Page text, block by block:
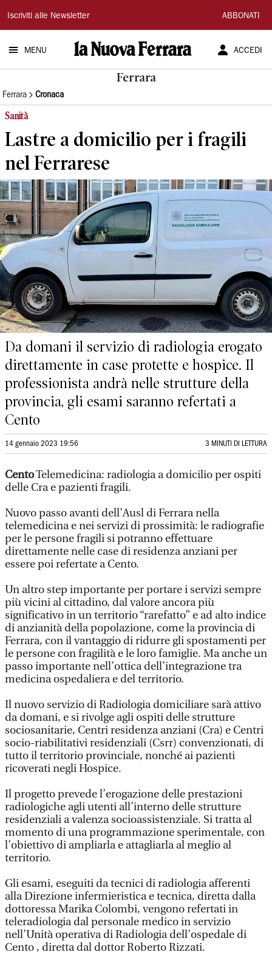
La
Nuova
Ferrara
Iscriviti alle Newsletter ABBONATI
MENU ACCEDI
Ferrara
Ferrara Cronaca
Sanità
Lastre a domicilio per i fragili
nel Ferrarese
Da domani il servizio di radiologia erogato
direttamente in case protette e hospice. Il
professionista andrà nelle strutture della
provincia, gli esami saranno refertati a
Cento
14 gennaio 2023 19:56 3 MINUTI DI LETTURA
CentoTelemedicina: radiologia a domicilio per ospiti
delle Cra e pazienti fragili.
Nuovo passo avanti dell’Ausl di Ferrara nella
telemedicina e nei servizi di prossimità: le radiografie
per le persone fragili si potranno effettuare
direttamente nelle case di residenza anziani per
essere poi refertate a Cento.
Un altro step importante per portare i servizi sempre
più vicini al cittadino, dal valore ancora più
significativo in un territorio “rarefatto” e ad alto indice
di anzianità della popolazione, come la provincia di
Ferrara, con il vantaggio di ridurre gli spostamenti per
le persone con fragilità e le loro famiglie. Ma anche un
passo importante nell’ottica dell’integrazione tra
medicina ospedaliera e del territorio.
Il nuovo servizio di Radiologia domiciliare sarà attivo
da domani, e si rivolge agli ospiti delle strutture
sociosanitarie, Centri residenza anziani (Cra) e Centri
socio-riabilitativi residenziali (Csrr) convenzionati, di
tutto il territorio provinciale, nonché ai pazienti
ricoverati negli Hospice.
Il progetto prevede l’erogazione delle prestazioni
radiologiche agli utenti all’interno delle strutture
residenziali a valenza socioassistenziale. Si tratta al
momento di una programmazione sperimentale, con
l’obiettivo di ampliarla e attagliarla al meglio al
territorio.
Gli esami, eseguiti da tecnici di radiologia afferenti
alla Direzione infermieristica e tecnica, diretta dalla
dottoressa Marika Colombi, vengono refertati in
teleradiologia dal personale medico in servizio
nell’Unità operativa di Radiologia dell’ospedale di
Cento , diretta dal dottor Roberto Rizzati.